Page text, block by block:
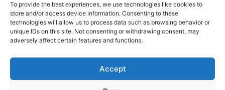
To provide the best experiences, we use technologies like cookies to
store and/or access device information. Consenting to these
technologies will allow us to process data such as browsing behavior or
unique IDs on this site. Not consenting or withdrawing consent, may
adversely affect certain features and functions.
Accept
Podlech, il Cile lo ha condannato
all’ergastolo
Era ubriaca…